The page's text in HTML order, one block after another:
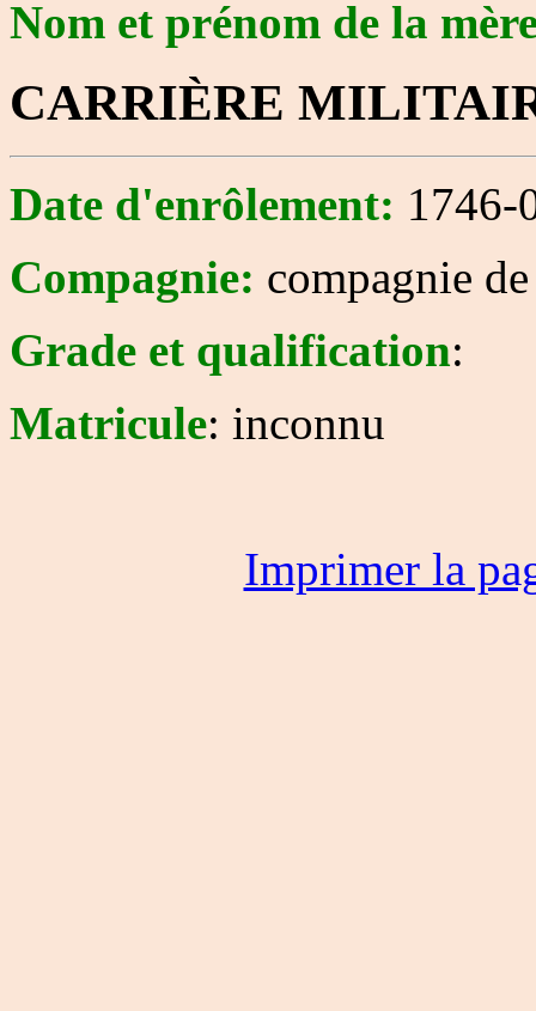
Nom et prénom de la
CARRIÈRE
Date d'enrôlement: 1746-
Compagnie: compagnie
Grade et qualification:
Matricule: inconnu
Imprimer la